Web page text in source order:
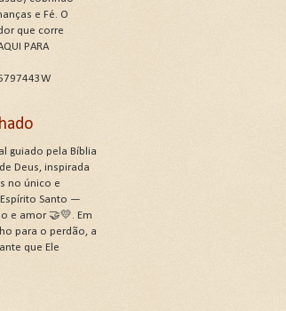
e Fé. O
que corre
PARA
guiado pela Bíblia
Deus, inspirada
no único e
Santo —
e amor 🤝💛. Em
para o perdão, a
que Ele